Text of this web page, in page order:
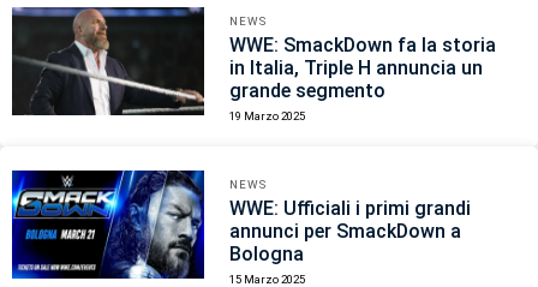
NEWS
WWE: SmackDown fa la storia
in Italia, Triple H annuncia un
grande segmento
19 Marzo 2025
NEWS
WWE: Ufficiali i primi grandi
annunci per SmackDown a
Bologna
15 Marzo 2025